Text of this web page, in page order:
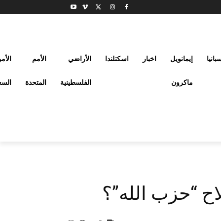
إيمانويل
ماكرون
اخبار اسكتلندا الأراضي
الفلسطينية
الأمم
المتحدة
“حزب الله”؟